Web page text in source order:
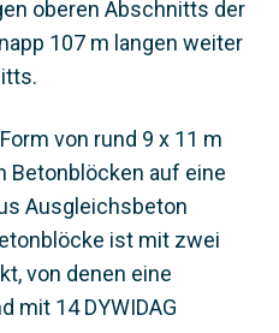
oberen Abschnitts der
107 m langen weiter
von rund 9 x 11 m
Betonblöcken auf eine
Ausgleichsbeton
ist mit zwei
von denen eine
mit 14 DYWIDAG